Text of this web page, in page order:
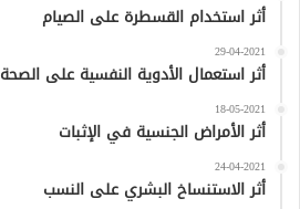
أثر استخدام القسطرة على الصيام
29-04-2021
أثر استعمال الأدوية النفسية على الصحة
18-05-2021
أثر الأمراض الجنسية في الإثبات
24-04-2021
أثر الاستنساخ البشري على النسب